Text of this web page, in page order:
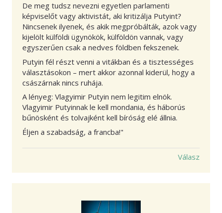
De meg tudsz nevezni egyetlen parlamenti
képviselőt vagy aktivistát, aki kritizálja Putyint?
Nincsenek ilyenek, és akik megpróbálták, azok vagy
kijelölt külföldi ügynökök, külföldön vannak, vagy
egyszerűen csak a nedves földben fekszenek.
Putyin fél részt venni a vitákban és a tisztességes
választásokon – mert akkor azonnal kiderül, hogy a
császárnak nincs ruhája.
A lényeg: Vlagyimir Putyin nem legitim elnök.
Vlagyimir Putyinnak le kell mondania, és háborús
bűnösként és tolvajként kell bíróság elé állnia.
Éljen a szabadság, a francba!"
Válasz